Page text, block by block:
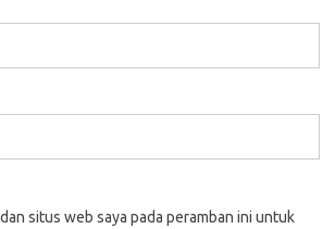
situs web saya pada peramban ini untuk